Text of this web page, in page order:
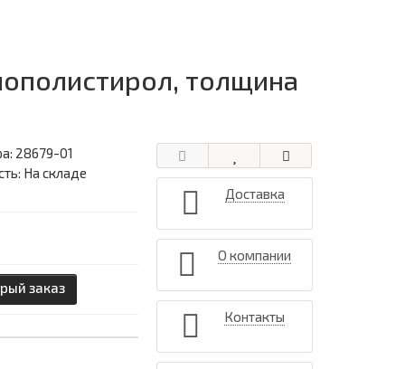
толщина
28679-01
На складе
заказ
Доставка
О компании
Контакты